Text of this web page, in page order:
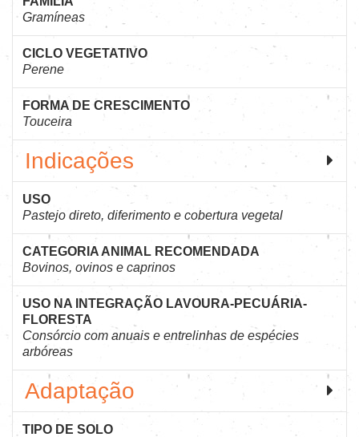
Gramíneas
CICLO VEGETATIVO
Perene
FORMA DE CRESCIMENTO
Touceira
Indicações
USO
Pastejo direto, diferimento e cobertura vegetal
CATEGORIA ANIMAL RECOMENDADA
Bovinos, ovinos e caprinos
USO NA INTEGRAÇÃO LAVOURA-PECUÁRIA-
FLORESTA
Consórcio com anuais e entrelinhas de espécies
arbóreas
Adaptação
TIPO DE SOLO